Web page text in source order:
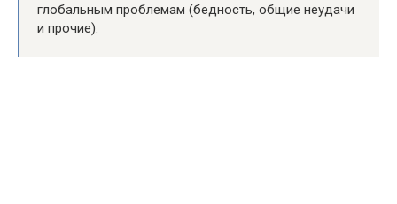
глобальным проблемам (бедность, общие неудачи
и прочие).